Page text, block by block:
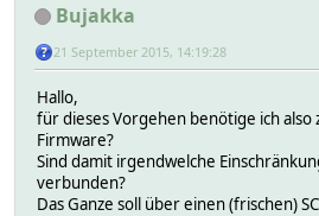
Bujakka
21 September 2015, 14:19:28
Hallo,
für dieses Vorgehen benötige ich
Firmware?
Sind damit irgendwelche
verbunden?
Das Ganze soll über einen (frischen)